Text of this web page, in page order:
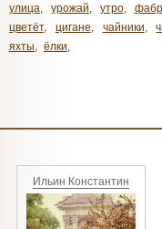
улица, урожай, утро,
цветёт, цигане, чайники,
яхты, ёлки,
Ильин Константин